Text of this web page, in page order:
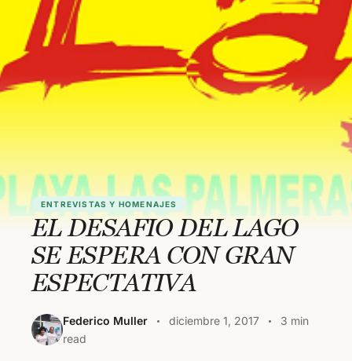
ENTREVISTAS Y HOMENAJES
EL DESAFIO DEL LAGO
SE ESPERA CON GRAN
ESPECTATIVA
Federico Muller diciembre 1, 2017
3 min
read